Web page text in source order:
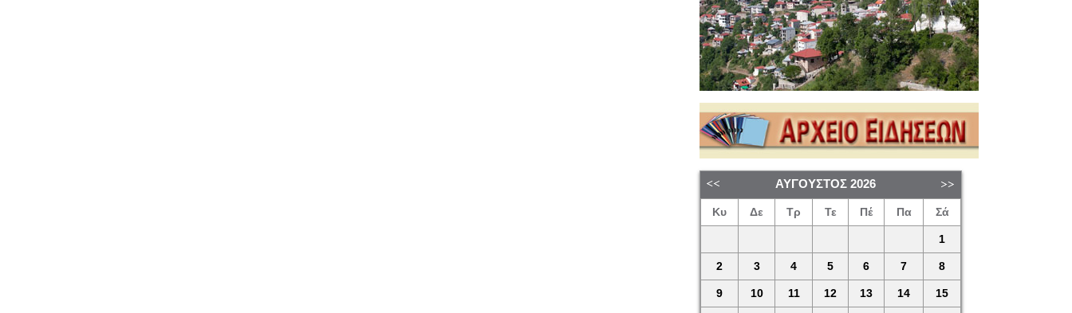
ΑΎΓΟΥΣΤΟΣ 2026
Κυ Δε Τρ Τε Πέ Πα Σά
1
2 3 4 5 6 7 8
9 10 11 12 13 14 15